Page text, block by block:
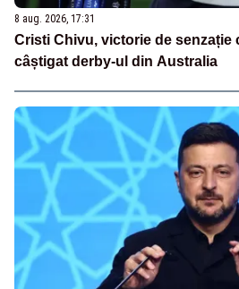
8 aug. 2026, 17:31
Cristi Chivu, victorie de senzație
câștigat derby-ul din Australia